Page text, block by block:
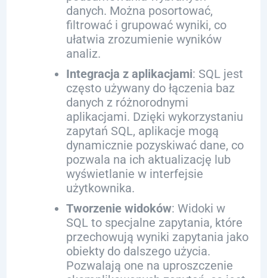
danych. Można posortować,
filtrować i grupować wyniki, co
ułatwia zrozumienie wyników
analiz.
Integracja z aplikacjami: SQL jest
często używany do łączenia baz
danych z różnorodnymi
aplikacjami. Dzięki wykorzystaniu
zapytań SQL, aplikacje mogą
dynamicznie pozyskiwać dane, co
pozwala na ich aktualizację lub
wyświetlanie w interfejsie
użytkownika.
Tworzenie widoków: Widoki w
SQL to specjalne zapytania, które
przechowują wyniki zapytania jako
obiekty do dalszego użycia.
Pozwalają one na uproszczenie